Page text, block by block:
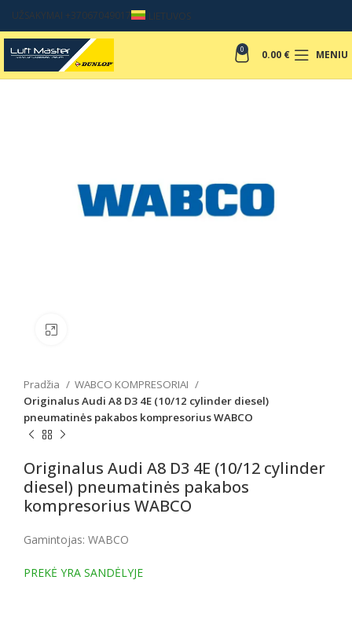
UŽSAKYMAI +37067049017 LIETUVOS
0 0.00 € MENIU
Pradžia
WABCO KOMPRESORIAI
Originalus Audi A8 D3 4E (10/12 cylinder diesel)
pneumatinės pakabos kompresorius WABCO
Originalus Audi A8 D3 4E (10/12 cylinder
diesel) pneumatinės pakabos
kompresorius WABCO
Gamintojas: WABCO
PREKĖ YRA SANDĖLYJE